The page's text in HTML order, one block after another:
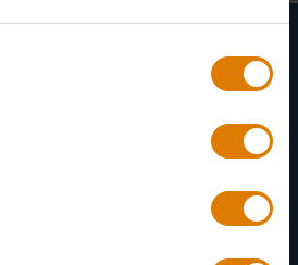
på våra olika nyhetsbrev och
och för dig som är